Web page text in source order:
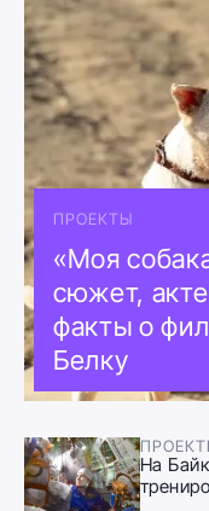
ПРОЕКТЫ
«Моя
сюжет,
факты о
Белку
На